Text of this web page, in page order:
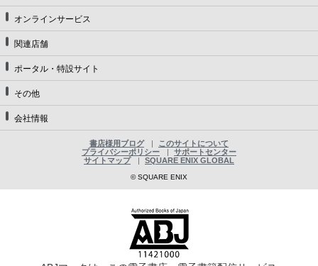
オンラインサービス
関連店舗
ポータル・特設サイト
その他
会社情報
書店様用ブログ
このサイトについて
プライバシーポリシー
サポートセンター
サイトマップ
SQUARE ENIX GLOBAL
© SQUARE ENIX